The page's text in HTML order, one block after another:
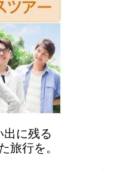
出に残る
旅行を。